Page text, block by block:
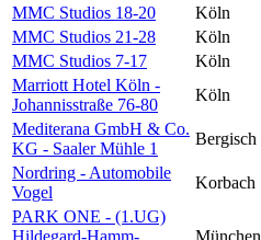
MMC Studios 18-20
Köln
MMC Studios 21-28
Köln
MMC Studios 7-17
Köln
Marriott Hotel Köln -
Johannisstraße 76-80
Köln
Mediterana GmbH & Co.
KG - Saaler Mühle 1
Bergisch
Nordring - Automobile
Vogel
Korbach
PARK ONE - (1.UG)